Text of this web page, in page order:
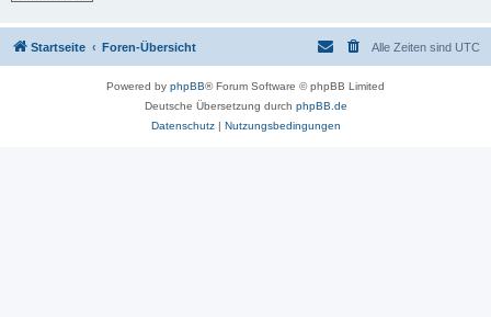
Startseite Foren-Übersicht Alle Zeiten sind UTC
Powered by phpBB® Forum Software © phpBB Limited
Deutsche Übersetzung durch phpBB.de
Datenschutz| Nutzungsbedingungen